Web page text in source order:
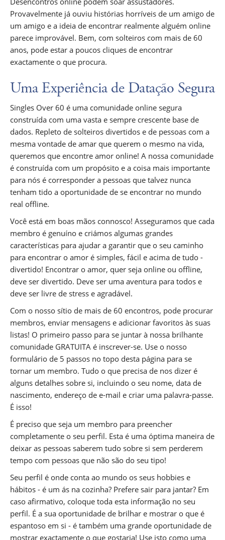
Provavelmente já ouviu histórias horríveis de um amigo de
um amigo e a ideia de encontrar realmente alguém online
parece improvável. Bem, com solteiros com mais de 60
anos, pode estar a poucos cliques de encontrar
exactamente o que procura.
Uma Experiência de Datação Segura
Singles Over 60 é uma comunidade online segura
construída com uma vasta e sempre crescente base de
dados. Repleto de solteiros divertidos e de pessoas com a
mesma vontade de amar que querem o mesmo na vida,
queremos que encontre amor online! A nossa comunidade
é construída com um propósito e a coisa mais importante
para nós é corresponder a pessoas que talvez nunca
tenham tido a oportunidade de se encontrar no mundo
real offline.
Você está em boas mãos connosco! Asseguramos que cada
membro é genuíno e criámos algumas grandes
características para ajudar a garantir que o seu caminho
para encontrar o amor é simples, fácil e acima de tudo -
divertido! Encontrar o amor, quer seja online ou offline,
deve ser divertido. Deve ser uma aventura para todos e
deve ser livre de stress e agradável.
Com o nosso sítio de mais de 60 encontros, pode procurar
membros, enviar mensagens e adicionar favoritos às suas
listas! O primeiro passo para se juntar à nossa brilhante
comunidade GRATUITA é inscrever-se. Use o nosso
formulário de 5 passos no topo desta página para se
tornar um membro. Tudo o que precisa de nos dizer é
alguns detalhes sobre si, incluindo o seu nome, data de
nascimento, endereço de e-mail e criar uma palavra-passe.
É isso!
É preciso que seja um membro para preencher
completamente o seu perfil. Esta é uma óptima maneira de
deixar as pessoas saberem tudo sobre si sem perderem
tempo com pessoas que não são do seu tipo!
Seu perfil é onde conta ao mundo os seus hobbies e
hábitos - é um ás na cozinha? Prefere sair para jantar? Em
caso afirmativo, coloque toda esta informação no seu
perfil. É a sua oportunidade de brilhar e mostrar o que é
espantoso em si - é também uma grande oportunidade de
mostrar exactamente o que gostaria! Use isto como uma